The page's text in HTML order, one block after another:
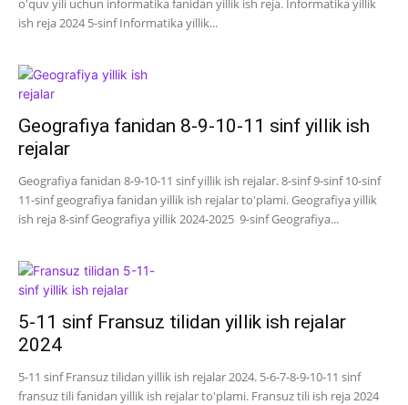
o'quv yili uchun informatika fanidan yillik ish reja. Informatika yillik
ish reja 2024 5-sinf Informatika yillik...
Geografiya fanidan 8-9-10-11 sinf yillik ish
rejalar
Geografiya fanidan 8-9-10-11 sinf yillik ish rejalar. 8-sinf 9-sinf 10-sinf
11-sinf geografiya fanidan yillik ish rejalar to'plami. Geografiya yillik
ish reja 8-sinf Geografiya yillik 2024-2025 9-sinf Geografiya...
5-11 sinf Fransuz tilidan yillik ish rejalar
2024
5-11 sinf Fransuz tilidan yillik ish rejalar 2024. 5-6-7-8-9-10-11 sinf
fransuz tili fanidan yillik ish rejalar to'plami. Fransuz tili ish reja 2024